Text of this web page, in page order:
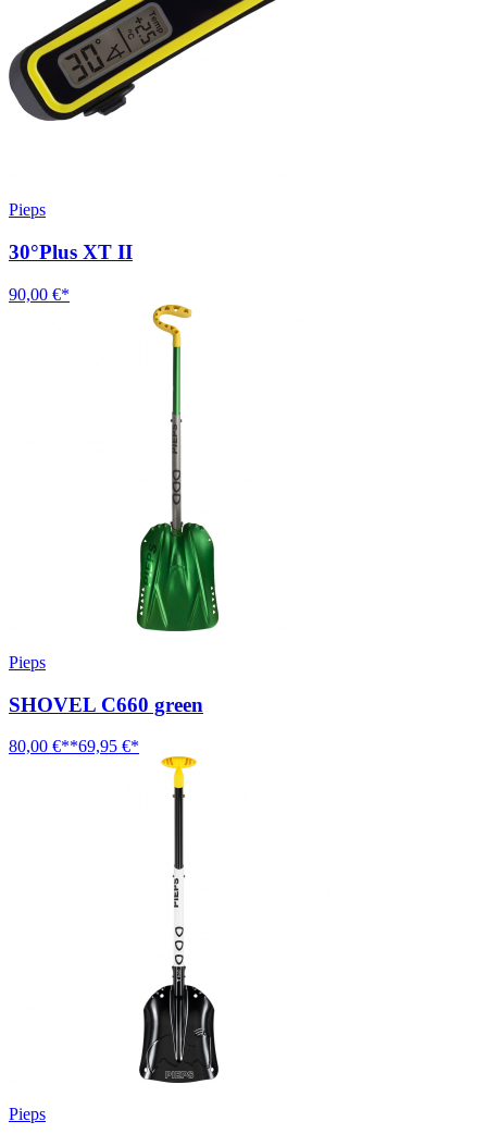
Pieps
30°Plus XT II
90,00 €*
Pieps
SHOVEL C660 green
80,00 €**69,95 €*
Pieps